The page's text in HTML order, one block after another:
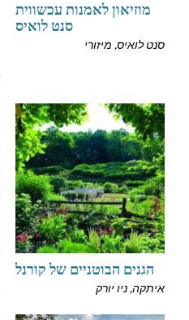
מוזיאון לאמנות עכשווית
סנט לואיס
סנט לואיס, מיזורי
הגנים הבוטניים של קורנל
איתקה, ניו יורק